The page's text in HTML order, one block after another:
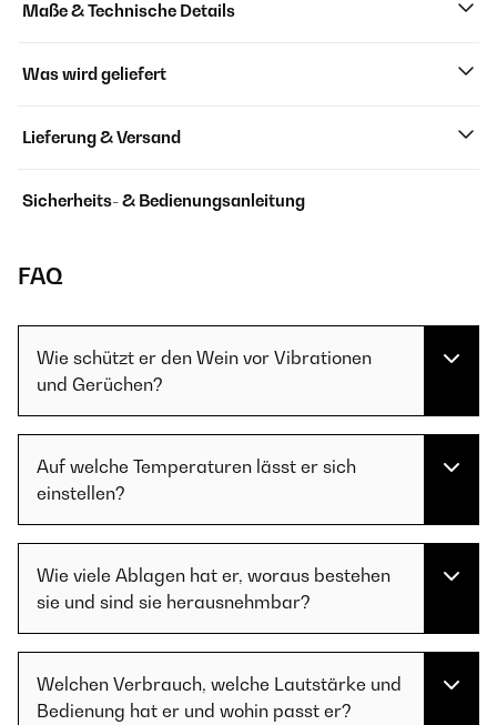
Maße & Technische Details
Was wird geliefert
Lieferung & Versand
Sicherheits- & Bedienungsanleitung
FAQ
Wie schützt er den Wein vor Vibrationen
und Gerüchen?
Auf welche Temperaturen lässt er sich
einstellen?
Wie viele Ablagen hat er, woraus bestehen
sie und sind sie herausnehmbar?
Welchen Verbrauch, welche Lautstärke und
Bedienung hat er und wohin passt er?